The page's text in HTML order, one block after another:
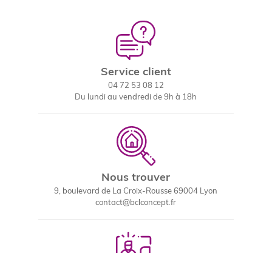
Service client
04 72 53 08 12
Du lundi au vendredi de 9h à 18h
Nous trouver
9, boulevard de La Croix-Rousse 69004 Lyon
contact@bclconcept.fr